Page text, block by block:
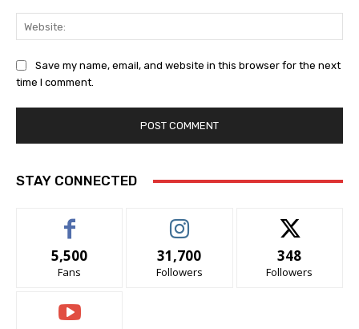
Save my name, email, and website in this browser for the next
time I comment.
STAY CONNECTED
5,500
Fans
31,700
Followers
348
Followers